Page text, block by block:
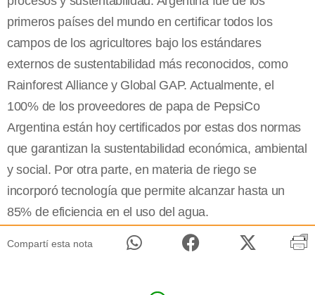
primeros países del mundo en certificar todos los
campos de los agricultores bajo los estándares
externos de sustentabilidad más reconocidos, como
Rainforest Alliance y Global GAP. Actualmente, el
100% de los proveedores de papa de PepsiCo
Argentina están hoy certificados por estas dos normas
que garantizan la sustentabilidad económica, ambiental
y social. Por otra parte, en materia de riego se
incorporó tecnología que permite alcanzar hasta un
85% de eficiencia en el uso del agua.
Compartí esta nota